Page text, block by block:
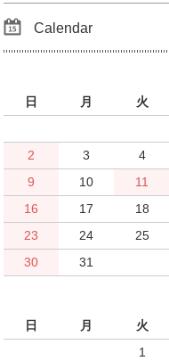
Calendar
日
月 火
2
3 4
9
10 11
16
17 18
23
24 25
30
31
日
月 火
1